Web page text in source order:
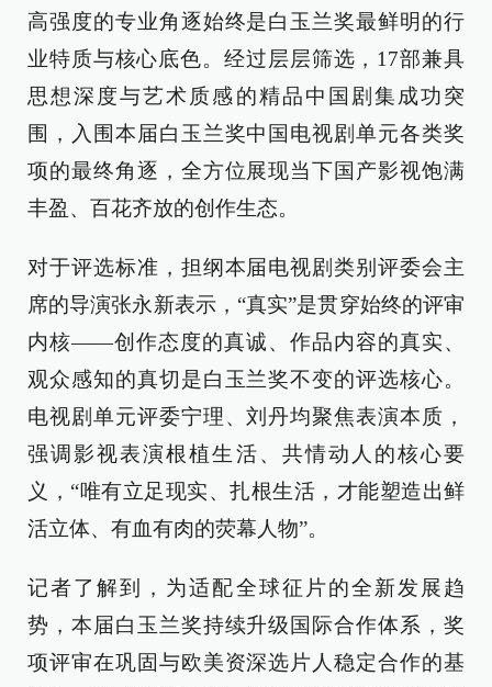
高强度的专业角逐始终是白玉兰奖最鲜明的行
业特质与核心底色。经过层层筛选，17部兼具
思想深度与艺术质感的精品中国剧集成功突
围，入围本届白玉兰奖中国电视剧单元各类奖
项的最终角逐，全方位展现当下国产影视饱满
丰盈、百花齐放的创作生态。
对于评选标准，担纲本届电视剧类别评委会主
席的导演张永新表示，“真实”是贯穿始终的评审
内核——创作态度的真诚、作品内容的真实、
观众感知的真切是白玉兰奖不变的评选核心。
电视剧单元评委宁理、刘丹均聚焦表演本质，
强调影视表演根植生活、共情动人的核心要
义，“唯有立足现实、扎根生活，才能塑造出鲜
活立体、有血有肉的荧幕人物”。
记者了解到，为适配全球征片的全新发展趋
势，本届白玉兰奖持续升级国际合作体系，奖
项评审在巩固与欧美资深选片人稳定合作的基